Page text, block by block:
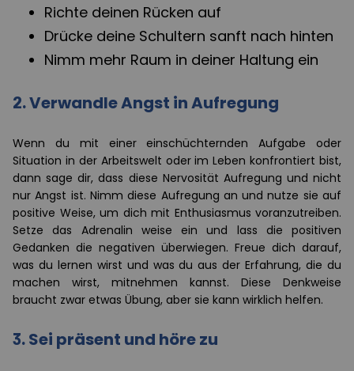
Richte deinen Rücken auf
Drücke deine Schultern sanft nach hinten
Nimm mehr Raum in deiner Haltung ein
2. Verwandle Angst in Aufregung
Wenn du mit einer einschüchternden Aufgabe oder
Situation in der Arbeitswelt oder im Leben konfrontiert bist,
dann sage dir, dass diese Nervosität Aufregung und nicht
nur Angst ist. Nimm diese Aufregung an und nutze sie auf
positive Weise, um dich mit Enthusiasmus voranzutreiben.
Setze das Adrenalin weise ein und lass die positiven
Gedanken die negativen überwiegen. Freue dich darauf,
was du lernen wirst und was du aus der Erfahrung, die du
machen wirst, mitnehmen kannst. Diese Denkweise
braucht zwar etwas Übung, aber sie kann wirklich helfen.
3. Sei präsent und höre zu